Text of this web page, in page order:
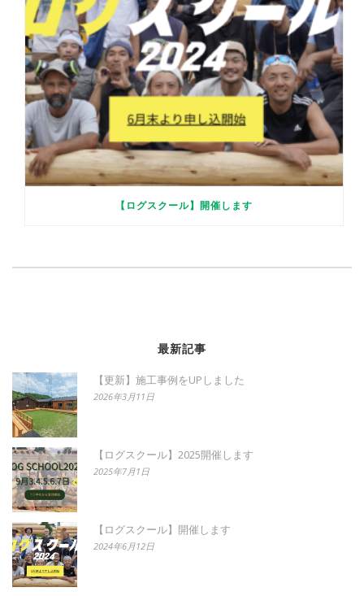
【ログスクール】開催します
最新記事
【更新】施工事例をUPしました
2026年3月11日
【ログスクール】2025開催します
2025年7月1日
【ログスクール】開催します
2024年6月12日